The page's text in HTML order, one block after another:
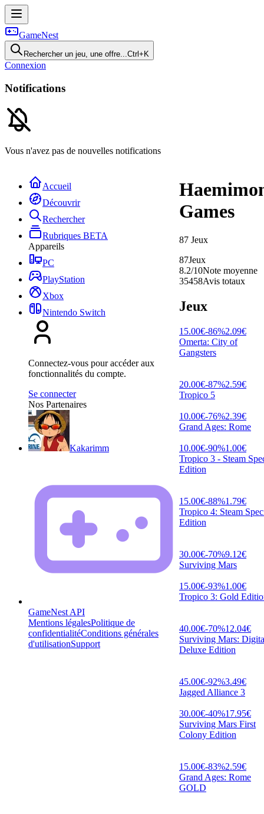
GameNest
Rechercher un jeu, une offre...Ctrl+K
Connexion
Notifications
Vous n'avez pas de nouvelles notifications
Accueil
Découvrir
Rechercher
Rubriques BETA
Appareils
PC
PlayStation
Xbox
Nintendo Switch
Connectez-vous pour accéder aux
fonctionnalités du compte.
Se connecter
Nos Partenaires
Kakarimm
GameNest API
Mentions légalesPolitique de
confidentialitéConditions générales
d'utilisationSupport
Games
87 Jeux
87Jeux
8.2/10Note moyenne
35458Avis totaux
Jeux
15.00€-86%2.09€
Omerta: City of
Gangsters
20.00€-87%2.59€
Tropico 5
10.00€-76%2.39€
Grand Ages: Rome
10.00€-90%1.00€
Tropico 3 - Steam
Edition
15.00€-88%1.79€
Tropico 4: Steam
Edition
30.00€-70%9.12€
Surviving Mars
15.00€-93%1.00€
Tropico 3: Gold
40.00€-70%12.04€
Surviving Mars:
Deluxe Edition
45.00€-92%3.49€
Jagged Alliance 3
30.00€-40%17.95€
Surviving Mars First
Colony Edition
15.00€-83%2.59€
Grand Ages: Rome
GOLD